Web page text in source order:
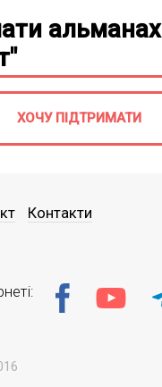
альманах
ХОЧУ ПІДТРИМАТИ
Контакти